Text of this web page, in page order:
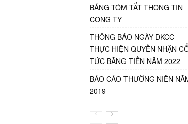
BẢNG TÓM TẮT THÔNG TIN
CÔNG TY
THÔNG BÁO NGÀY ĐKCC
THỰC HIỆN QUYỀN NHẬN
TỨC BẰNG TIỀN NĂM 2022
BÁO CÁO THƯỜNG NIÊN
2019